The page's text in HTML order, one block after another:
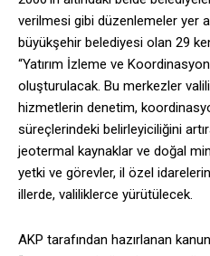
verilmesi gibi düzenlemeler yer
büyükşehir belediyesi olan 29
“Yatırım İzleme ve
oluşturulacak. Bu merkezler
hizmetlerin denetim,
süreçlerindeki belirleyiciliğini
jeotermal kaynaklar ve doğal
yetki ve görevler, il özel
illerde, valiliklerce yürütülecek.
AKP tarafından hazırlanan